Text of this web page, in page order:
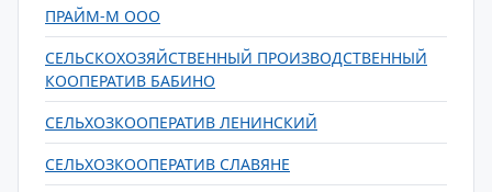
ПРАЙМ-М ООО
СЕЛЬСКОХОЗЯЙСТВЕННЫЙ ПРОИЗВОДСТВЕННЫЙ
КООПЕРАТИВ БАБИНО
СЕЛЬХОЗКООПЕРАТИВ ЛЕНИНСКИЙ
СЕЛЬХОЗКООПЕРАТИВ СЛАВЯНЕ